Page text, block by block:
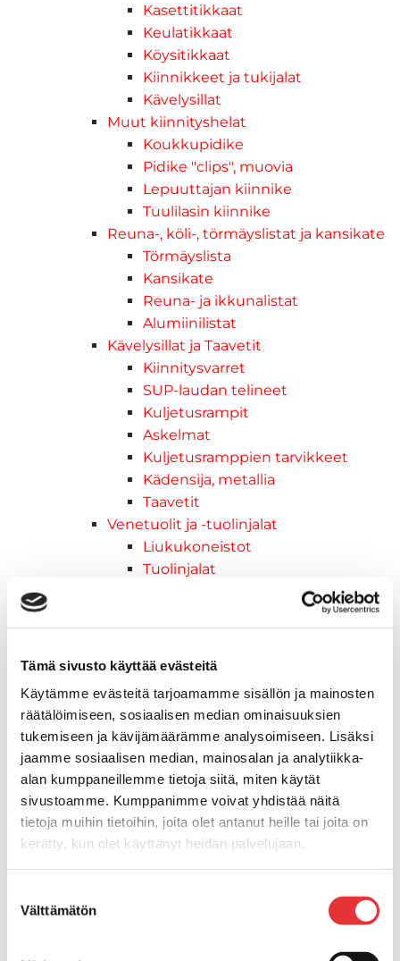
Tämä sivusto käyttää evästeitä
Käytämme evästeitä tarjoamamme sisällön ja mainosten
räätälöimiseen, sosiaalisen median ominaisuuksien
tukemiseen ja kävijämäärämme analysoimiseen. Lisäksi
jaamme sosiaalisen median, mainosalan ja analytiikka-
alan kumppaneillemme tietoja siitä, miten käytät
sivustoamme. Kumppanimme voivat yhdistää näitä
tietoja muihin tietoihin, joita olet antanut heille tai joita on
kerätty, kun olet käyttänyt heidän palvelujaan.
valinta
Välttämätön
Kasettitikkaat
Keulatikkaat
Köysitikkaat
Kiinnikkeet ja tukijalat
Kävelysillat
Muut kiinnityshelat
Koukkupidike
Pidike "clips", muovia
Lepuuttajan kiinnike
Tuulilasin kiinnike
Reuna-, köli-, törmäyslistat ja kansikate
Törmäyslista
Kansikate
Reuna- ja ikkunalistat
Alumiinilistat
Kävelysillat ja Taavetit
Kiinnitysvarret
SUP-laudan telineet
Kuljetusrampit
Askelmat
Kuljetusramppien tarvikkeet
Kädensija, metallia
Taavetit
Venetuolit ja -tuolinjalat
Liukukoneistot
Tuolinjalat
Pollarit
Trailerikoukut
Venerenkaat ja silmukkapultit/-
Vetourat
Kansiruuvikkeet
Jätevesi
Kansiruuvikkeiden varaosat
Kansiruuvikkeitten varaosat